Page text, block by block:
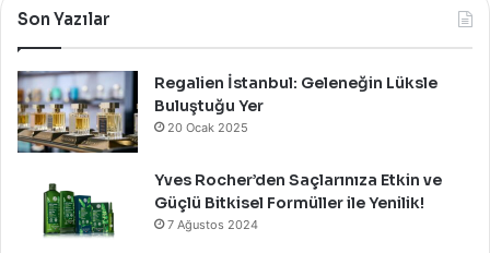
Bir
Kutladı!
Son Yazılar
Regalien İstanbul: Geleneğin Lüksle
Buluştuğu Yer
20 Ocak 2025
Yves Rocher’den Saçlarınıza Etkin ve
Güçlü Bitkisel Formüller ile Yenilik!
7 Ağustos 2024